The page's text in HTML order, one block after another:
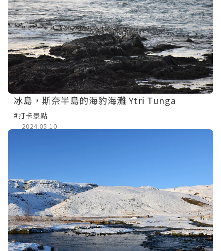
冰島，斯奈半島的海豹海灘 Ytri Tunga
#打卡景點
2024.05.10